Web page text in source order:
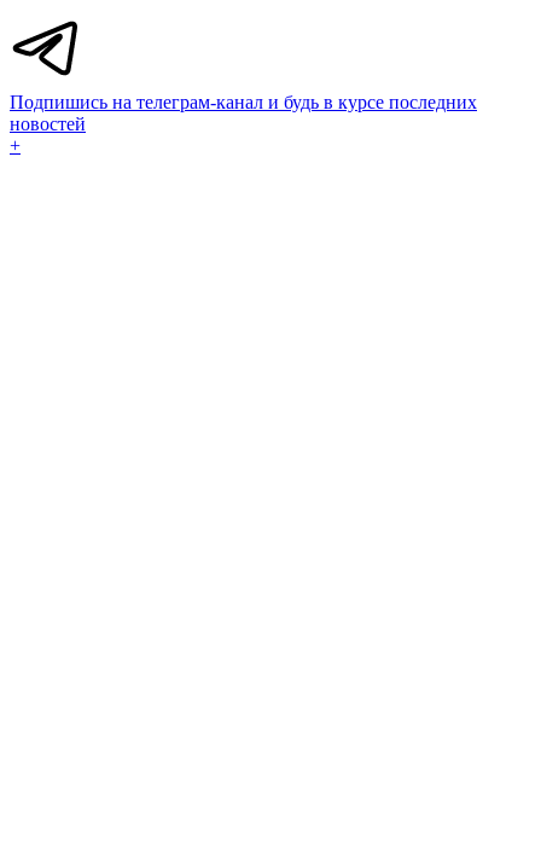
Подпишись на телеграм-канал и будь в курсе последних
новостей
+